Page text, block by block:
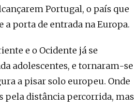
Portugal, o país que
a porta de entrada na Europa.
e o Ocidente já se
adolescentes, e tornaram-se
a pisar solo europeu. Onde
pela distância percorrida, mas